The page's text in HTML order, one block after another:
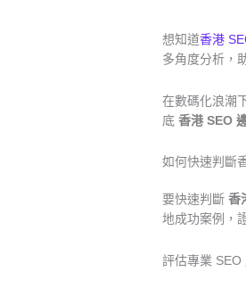
想知道香港
多角度分析，
在數碼化浪潮
底 香港 SEO
如何快速判斷
要快速判斷 香
地成功案例，
評估專業 SEO